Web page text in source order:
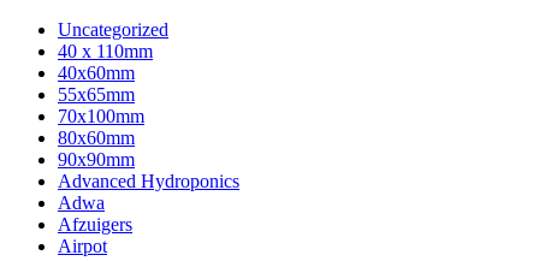
Uncategorized
40 x 110mm
40x60mm
55x65mm
70x100mm
80x60mm
90x90mm
Advanced Hydroponics
Adwa
Afzuigers
Airpot